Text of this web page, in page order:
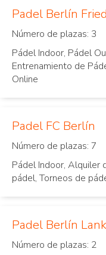
Padel Berlín
Número de plazas: 3
Pádel Indoor, Pádel
Entrenamiento de
Online
Padel FC Berlín
Número de plazas: 7
Pádel Indoor, Alquiler
pádel, Torneos de
Padel Berlín
Número de plazas: 2